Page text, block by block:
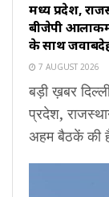
मध्य प्रदेश,
बीजेपी
के साथ
7 AUGUST 2026
बड़ी ख़बर
प्रदेश,
अहम बैठकें की